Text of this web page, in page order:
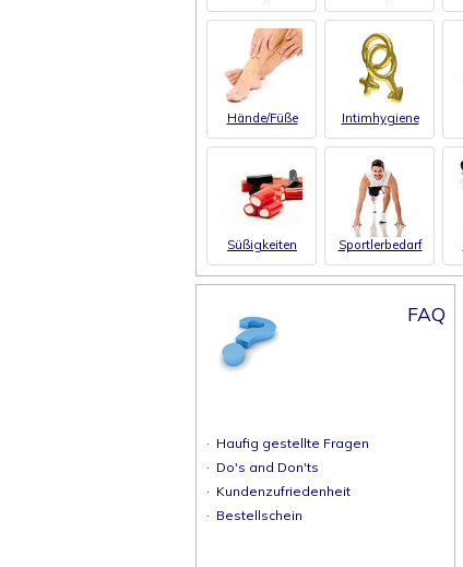
Hände/Füße Intimhygiene
Süßigkeiten Sportlerbedarf
FAQ
· Haufig gestellte Fragen
· Do's and Don'ts
· Kundenzufriedenheit
· Bestellschein